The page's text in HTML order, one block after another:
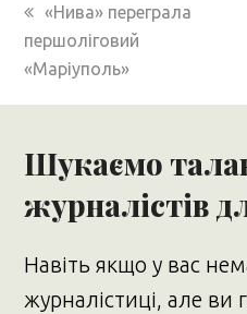
previous
post:
«Нива» переграла
першоліговий
«Маріуполь»
Шукаємо
журналістів
Навіть якщо у вас
журналістиці, але